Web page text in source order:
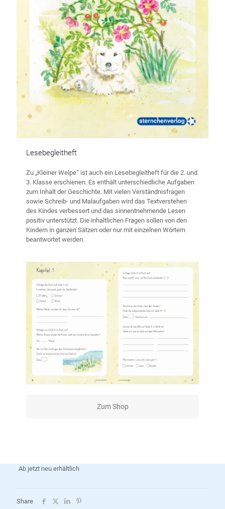
Lesebegleitheft
Zu „Kleiner Welpe“ ist auch ein Lesebegleitheft für die 2. und
3. Klasse erschienen. Es enthält unterschiedliche Aufgaben
zum Inhalt der Geschichte. Mit vielen Verständnisfragen
sowie Schreib- und Malaufgaben wird das Textverstehen
des Kindes verbessert und das sinnentnehmende Lesen
positiv unterstützt. Die inhaltlichen Fragen sollen von den
Kindern in ganzen Sätzen oder nur mit einzelnen Wörtern
beantwortet werden.
Zum Shop
Ab jetzt neu erhältlich
Share